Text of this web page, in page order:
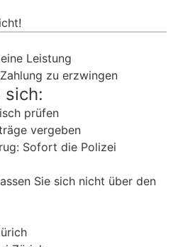
Leistung
zu erzwingen
sich:
prüfen
vergeben
Sofort die Polizei
Sie sich nicht über den